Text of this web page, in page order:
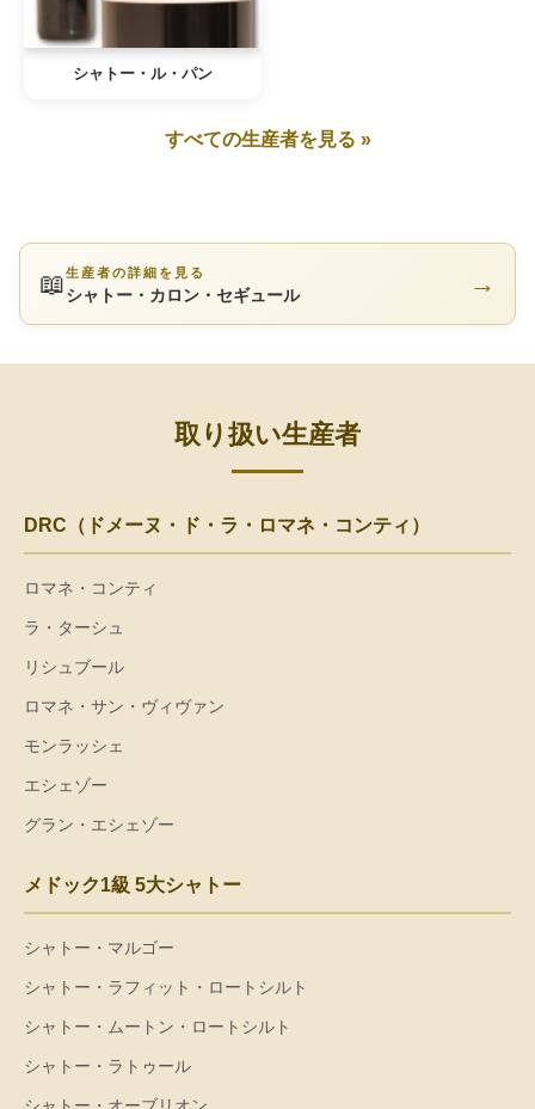
シャトー・ル・パン
すべての生産者を見る »
📖生産者の詳細を見る
シャトー・カロン・セギュール →
取り扱い生産者
DRC（ドメーヌ・ド・ラ・ロマネ・コンティ）
ロマネ・コンティ
ラ・ターシュ
リシュブール
ロマネ・サン・ヴィヴァン
モンラッシェ
エシェゾー
グラン・エシェゾー
メドック1級 5大シャトー
シャトー・マルゴー
シャトー・ラフィット・ロートシルト
シャトー・ムートン・ロートシルト
シャトー・ラトゥール